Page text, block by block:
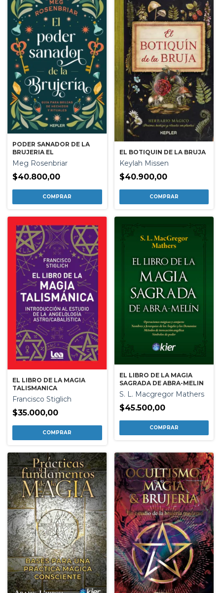
PODER SANADOR DE LA
BRUJERIA EL
Meg Rosenbriar
$40.800,00
EL BOTIQUIN DE LA BRUJA
Keylah Missen
$40.900,00
EL LIBRO DE LA MAGIA
TALISMANICA
Francisco Stiglich
$35.000,00
EL LIBRO DE LA MAGIA
SAGRADA DE ABRA-MELIN
S. L. Macgregor Mathers
$45.500,00